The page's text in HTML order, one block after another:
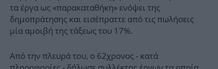
τα έργα ως «παρακαταθήκη» ενόψει της
δημοπράτησης και εισέπραττε από τις πωλήσεις
μία αμοιβή της τάξεως του 17%.
Από την πλευρά του, ο 62χρονος - κατά